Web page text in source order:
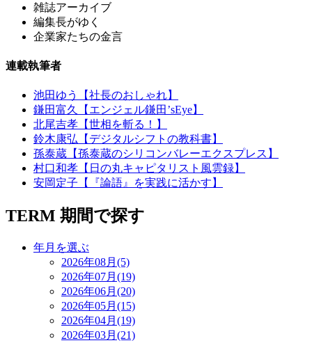
雑誌アーカイブ
編集長がゆく
企業家たちの金言
連載執筆者
池田ゆう【社長のおしゃれ】
鎌田富久【エンジェル鎌田’sEye】
北尾吉孝【世相を斬る！】
鈴木康弘【デジタルシフトの教科書】
孫泰蔵【孫泰蔵のシリコンバレーエクスプレス】
村口和孝【日の丸キャピタリスト風雲録】
安岡定子【『論語』を実践に活かす】
TERM 期間で探す
年月を選ぶ
2026年08月(5)
2026年07月(19)
2026年06月(20)
2026年05月(15)
2026年04月(19)
2026年03月(21)